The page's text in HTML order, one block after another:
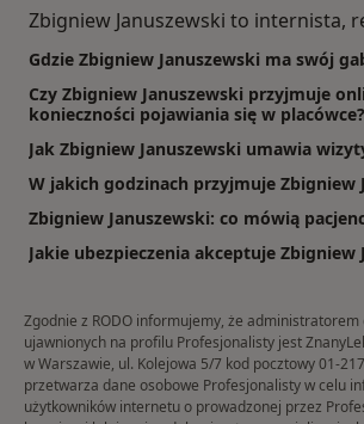
Zbigniew Januszewski to internista,
Gdzie Zbigniew Januszewski ma swój
Czy Zbigniew Januszewski przyjmuje
konieczności pojawiania się w placówce?
Jak Zbigniew Januszewski umawia
W jakich godzinach przyjmuje Zbigniew
Zbigniew Januszewski: co mówią
Jakie ubezpieczenia akceptuje Zbigniew
Zgodnie z RODO informujemy, że administratorem
ujawnionych na profilu Profesjonalisty jest
w Warszawie, ul. Kolejowa 5/7 kod pocztowy 01-
przetwarza dane osobowe Profesjonalisty w celu
użytkowników internetu o prowadzonej przez